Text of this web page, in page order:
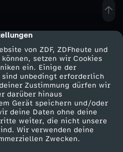
von ZDF, ZDFheute und
setzen wir Cookies
ein. Einige der
sind unbedingt erforderlich
Zustimmung dürfen wir
darüber hinaus
Gerät speichern und/oder
deine Daten ohne deine
weiter, die nicht unsere
Wir verwenden deine
Zwecken.
s
Service
ZDFmitreden
Kontakt zum ZDF
Tickets